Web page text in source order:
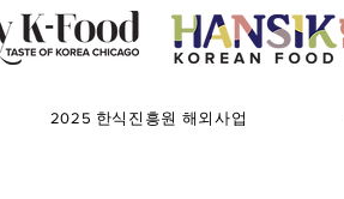
2025 한식진흥원 해외사업